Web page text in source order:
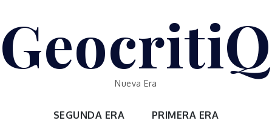
GeocritiQ
Nueva Era
SEGUNDA ERA PRIMERA ERA